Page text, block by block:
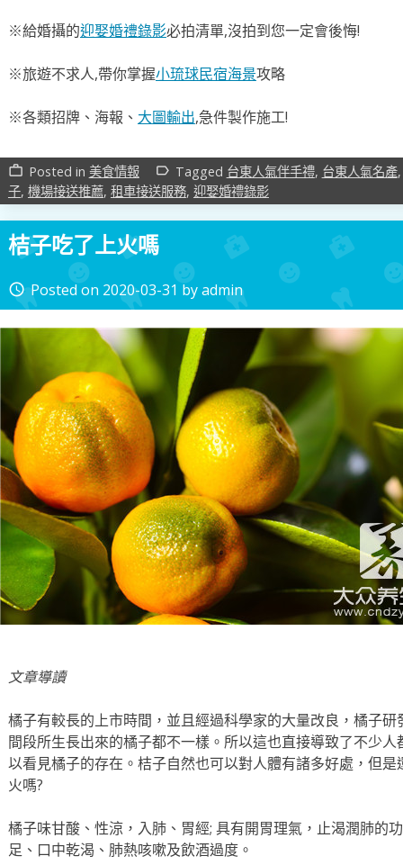
※給婚攝的迎娶婚禮錄影必拍清單,沒拍到您一定會後悔!
※旅遊不求人,帶你掌握小琉球民宿海景攻略
※各類招牌、海報、 大圖輸出,急件製作施工!
work_outline Posted in 美食情報 label_outline Tagged 台東人氣伴手禮, 台東人氣名產
子, 機場接送推薦, 租車接送服務, 迎娶婚禮錄影
桔子吃了上火嗎
access_time Posted on 2020-03-31 byadmin
文章導讀
橘子有較長的上市時間，並且經過科學家的大量改良，橘子
間段所生長出來的橘子都不一樣。所以這也直接導致了不少
以看見橘子的存在。桔子自然也可以對人體有諸多好處，但
火嗎?
橘子味甘酸、性涼，入肺、胃經; 具有開胃理氣，止渴潤肺的
足、口中乾渴、肺熱咳嗽及飲酒過度。